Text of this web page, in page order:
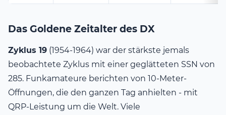
Das Goldene Zeitalter des DX
Zyklus 19 (1954-1964) war der stärkste jemals
beobachtete Zyklus mit einer geglätteten SSN von
285. Funkamateure berichten von 10-Meter-
Öffnungen, die den ganzen Tag anhielten - mit
QRP-Leistung um die Welt. Viele